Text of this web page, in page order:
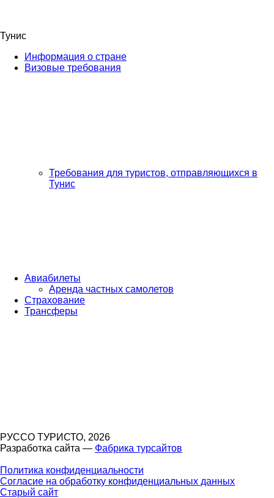
Тунис
Информация о стране
Визовые требования
Требования для туристов, отправляющихся в
Тунис
Авиабилеты
Аренда частных самолетов
Страхование
Трансферы
РУССО ТУРИСТО, 2026
Разработка сайта — Фабрика турсайтов
Политика конфиденциальности
Согласие на обработку конфиденциальных данных
Старый сайт